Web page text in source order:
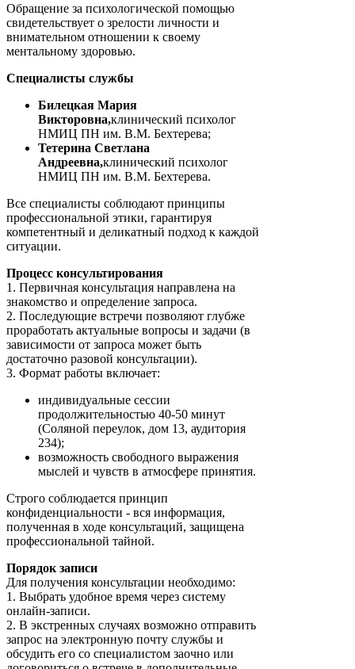
Обращение за психологической помощью
свидетельствует о зрелости личности и
внимательном отношении к своему
ментальному здоровью.
Специалисты службы
Билецкая Мария
Викторовна,клинический психолог
НМИЦ ПН им. В.М. Бехтерева;
Тетерина Светлана
Андреевна,клинический психолог
НМИЦ ПН им. В.М. Бехтерева.
Все специалисты соблюдают принципы
профессиональной этики, гарантируя
компетентный и деликатный подход к каждой
ситуации.
Процесс консультирования
1. Первичная консультация направлена на
знакомство и определение запроса.
2. Последующие встречи позволяют глубже
проработать актуальные вопросы и задачи (в
зависимости от запроса может быть
достаточно разовой консультации).
3. Формат работы включает:
индивидуальные сессии
продолжительностью 40-50 минут
(Соляной переулок, дом 13, аудитория
234);
возможность свободного выражения
мыслей и чувств в атмосфере принятия.
Строго соблюдается принцип
конфиденциальности - вся информация,
полученная в ходе консультаций, защищена
профессиональной тайной.
Порядок записи
Для получения консультации необходимо:
1. Выбрать удобное время через систему
онлайн-записи.
2. В экстренных случаях возможно отправить
запрос на электронную почту службы и
обсудить его со специалистом заочно или